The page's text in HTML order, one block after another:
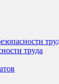
труда